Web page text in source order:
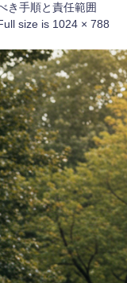
き手順と責任範囲
size is 1024 × 788